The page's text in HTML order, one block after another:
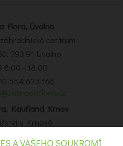
Flora, Úvalno
centrum
793 91 Úvalno
8:00 - 18:00
554 625 166
Kaufland Krnov
v Krnově
Krnov, Opavská 14, Krnov
A VAŠEHO SOUKROMÍ